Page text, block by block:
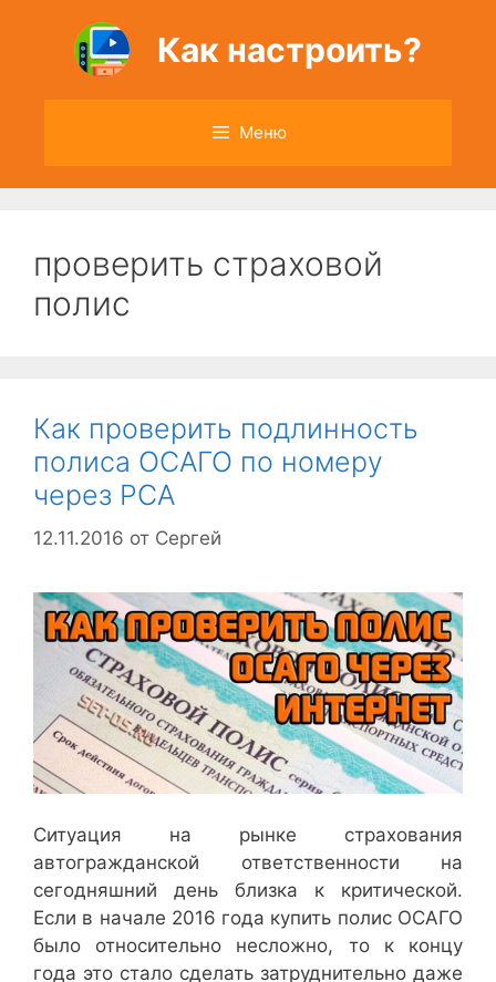
содержимому
Как настроить?
Меню
проверить страховой
полис
Как проверить подлинность
полиса ОСАГО по номеру
через РСА
12.11.2016 от Сергей
Ситуация на рынке страхования
автогражданской ответственности на
сегодняшний день близка к критической.
Если в начале 2016 года купить полис ОСАГО
было относительно несложно, то к концу
года это стало сделать затруднительно даже